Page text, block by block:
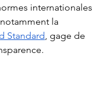
internationales
la
Standard, gage de